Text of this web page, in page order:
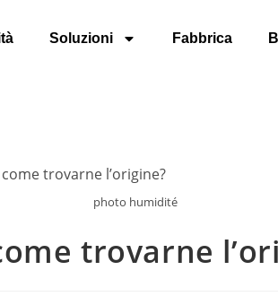
Soluzioni Fabbrica
photo humidité
trovarne